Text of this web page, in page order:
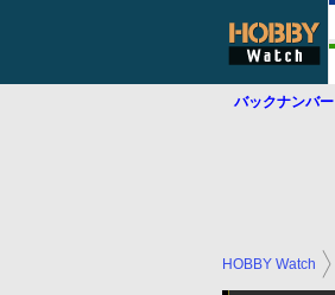
バックナンバー
HOBBY Watch